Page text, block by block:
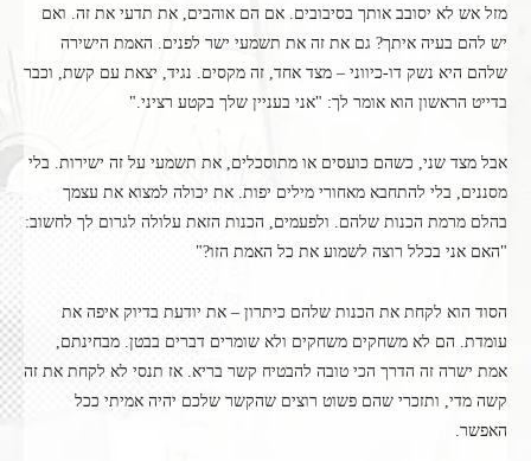
מזל אש לא יסובב אותך בסיבובים. אם הם אוהבים, את תדעי את זה. ואם
יש להם בעיה איתך? גם את זה את תשמעי ישר לפנים. האמת הישירה
שלהם היא נשק דו-כיווני – מצד אחד, זה מקסים. נגיד, יצאת עם קשת, וכבר
בדייט הראשון הוא אומר לך: "אני בעניין שלך בקטע רציני."
אבל מצד שני, כשהם כועסים או מתוסכלים, את תשמעי על זה ישירות. בלי
מסננים, בלי להתחבא מאחורי מילים יפות. את יכולה למצוא את עצמך
בהלם מרמת הכנות שלהם. ולפעמים, הכנות הזאת עלולה לגרום לך לחשוב:
"האם אני בכלל רוצה לשמוע את כל האמת הזו?"
הסוד הוא לקחת את הכנות שלהם כיתרון – את יודעת בדיוק איפה את
עומדת. הם לא משחקים משחקים ולא שומרים דברים בבטן. מבחינתם,
אמת ישרה זה הדרך הכי טובה להבטיח קשר בריא. אז תנסי לא לקחת את זה
קשה מדי, ותזכרי שהם פשוט רוצים שהקשר שלכם יהיה אמיתי ככל
האפשר.